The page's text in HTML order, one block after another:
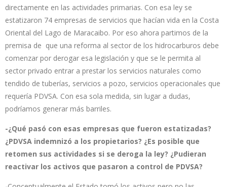
directamente en las actividades primarias. Con esa ley se
estatizaron 74 empresas de servicios que hacían vida en la Costa
Oriental del Lago de Maracaibo. Por eso ahora partimos de la
premisa de que una reforma al sector de los hidrocarburos debe
comenzar por derogar esa legislación y que se le permita al
sector privado entrar a prestar los servicios naturales como
tendido de tuberías, servicios a pozo, servicios operacionales que
requería PDVSA. Con esa sola medida, sin lugar a dudas,
podríamos generar más barriles.
-¿Qué pasó con esas empresas que fueron estatizadas?
¿PDVSA indemnizó a los propietarios? ¿Es posible que
retomen sus actividades si se deroga la ley? ¿Pudieran
reactivar los activos que pasaron a control de PDVSA?